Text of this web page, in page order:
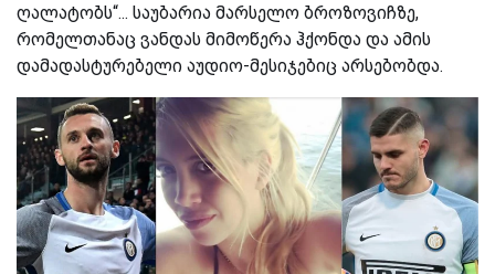
ღალატობს“... საუბარია მარსელო ბროზოვიჩზე,
რომელთანაც ვანდას მიმოწერა ჰქონდა და ამის
დამადასტურებელი აუდიო-მესიჯებიც არსებობდა.